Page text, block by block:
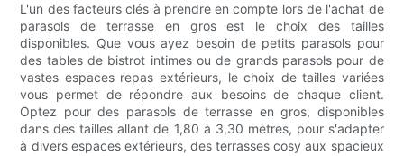
L'un des facteurs clés à prendre en compte lors de l'achat de
parasols de terrasse en gros est le choix des tailles
disponibles. Que vous ayez besoin de petits parasols pour
des tables de bistrot intimes ou de grands parasols pour de
vastes espaces repas extérieurs, le choix de tailles variées
vous permet de répondre aux besoins de chaque client.
Optez pour des parasols de terrasse en gros, disponibles
dans des tailles allant de 1,80 à 3,30 mètres, pour s'adapter
à divers espaces extérieurs, des terrasses cosy aux spacieux